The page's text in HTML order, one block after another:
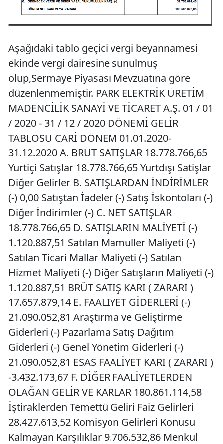
Aşağıdaki tablo geçici vergi beyannamesi
ekinde vergi dairesine sunulmuş
olup,Sermaye Piyasası Mevzuatına göre
düzenlenmemiştir. PARK ELEKTRİK ÜRETİM
MADENCİLİK SANAYİ VE TİCARET A.Ş. 01 / 01
/ 2020 - 31 / 12 / 2020 DÖNEMİ GELİR
TABLOSU CARİ DÖNEM 01.01.2020-
31.12.2020 A. BRÜT SATIŞLAR 18.778.766,65
Yurtiçi Satışlar 18.778.766,65 Yurtdışı Satişlar
Diğer Gelirler B. SATIŞLARDAN İNDİRİMLER
(-) 0,00 Satıştan İadeler (-) Satış İskontoları (-)
Diğer İndirimler (-) C. NET SATIŞLAR
18.778.766,65 D. SATIŞLARIN MALİYETİ (-)
1.120.887,51 Satılan Mamuller Maliyeti (-)
Satılan Ticari Mallar Maliyeti (-) Satılan
Hizmet Maliyeti (-) Diğer Satışların Maliyeti (-)
1.120.887,51 BRÜT SATIŞ KARI ( ZARARI )
17.657.879,14 E. FAALIYET GİDERLERİ (-)
21.090.052,81 Araştırma ve Geliştirme
Giderleri (-) Pazarlama Satış Dağıtım
Giderleri (-) Genel Yönetim Giderleri (-)
21.090.052,81 ESAS FAALİYET KARI ( ZARARI )
-3.432.173,67 F. DİĞER FAALİYETLERDEN
OLAĞAN GELİR VE KARLAR 180.861.114,58
İştiraklerden Temettü Geliri Faiz Gelirleri
28.427.613,52 Komisyon Gelirleri Konusu
Kalmayan Karşılıklar 9.706.532,86 Menkul